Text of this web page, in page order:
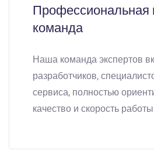
Профессиональная
команда
Наша команда экспертов
разработчиков,
сервиса, полностью
качество и скорость